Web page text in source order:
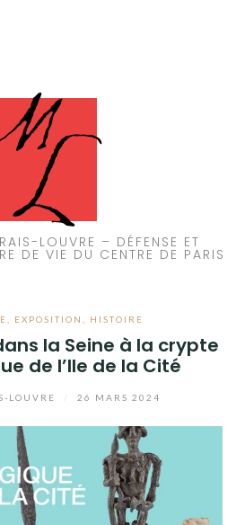
LOUVRE – DÉFENSE ET
DE VIE DU CENTRE DE PARIS
EXPOSITION HISTOIRE
la Seine à la crypte
de l’Ile de la Cité
LOUVRE 26 MARS 2024